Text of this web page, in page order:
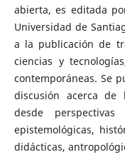
abierta, es editada
Universidad de
a la publicación de
ciencias y
contemporáneas. Se
discusión acerca de
desde perspectivas
epistemológicas,
didácticas,